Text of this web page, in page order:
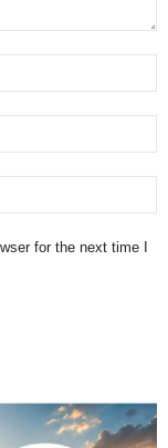
for the next time I